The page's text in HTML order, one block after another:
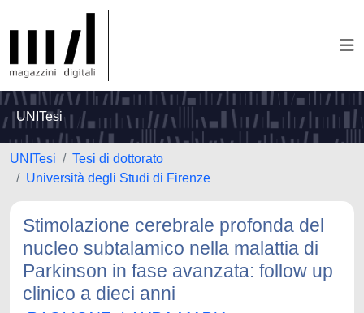
UNITesi
UNITesi
Tesi di dottorato
Università degli Studi di Firenze
Stimolazione cerebrale profonda del
nucleo subtalamico nella malattia di
Parkinson in fase avanzata: follow up
clinico a dieci anni